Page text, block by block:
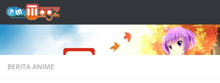
Skip to content
BERITA ANIME